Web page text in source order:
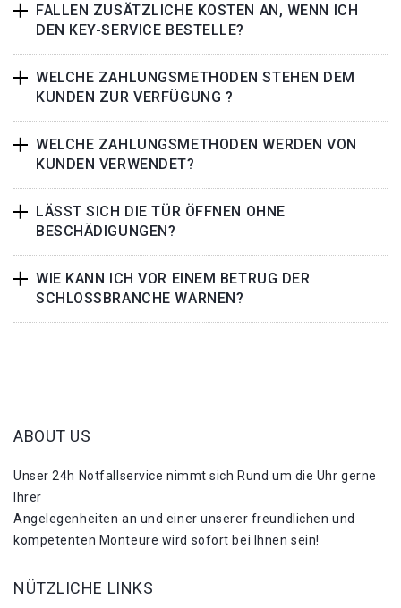
FALLEN ZUSÄTZLICHE KOSTEN AN, WENN ICH
DEN KEY-SERVICE BESTELLE?
WELCHE ZAHLUNGSMETHODEN STEHEN DEM
KUNDEN ZUR VERFÜGUNG ?
WELCHE ZAHLUNGSMETHODEN WERDEN VON
KUNDEN VERWENDET?
LÄSST SICH DIE TÜR ÖFFNEN OHNE
BESCHÄDIGUNGEN?
WIE KANN ICH VOR EINEM BETRUG DER
SCHLOSSBRANCHE WARNEN?
ABOUT US
Unser 24h Notfallservice nimmt sich Rund um die Uhr gerne
Ihrer
Angelegenheiten an und einer unserer freundlichen und
kompetenten Monteure wird sofort bei Ihnen sein!
NÜTZLICHE LINKS